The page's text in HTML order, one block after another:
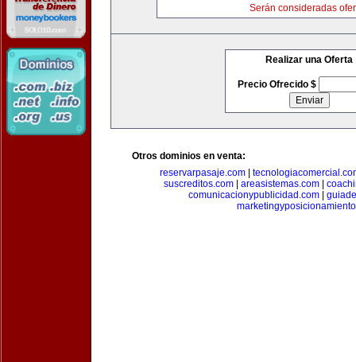
Serán consideradas
Realizar una Oferta
Precio Ofrecido $
Otros dominios en venta:
reservarpasaje.com
suscreditos.com
areasistemas.com
comunicacionypublicidad.com